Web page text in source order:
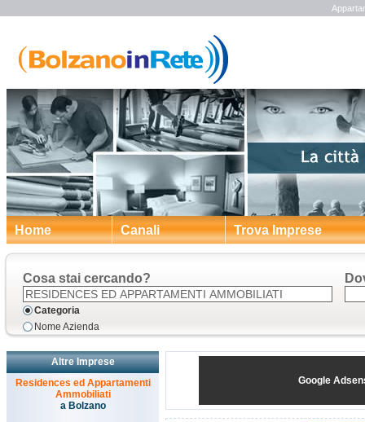
Home Canali Trova Imprese
Cosa stai cercando?
Categoria
Nome Azienda
Altre Imprese
Residences ed Appartamenti
Ammobiliati
a Bolzano
Google